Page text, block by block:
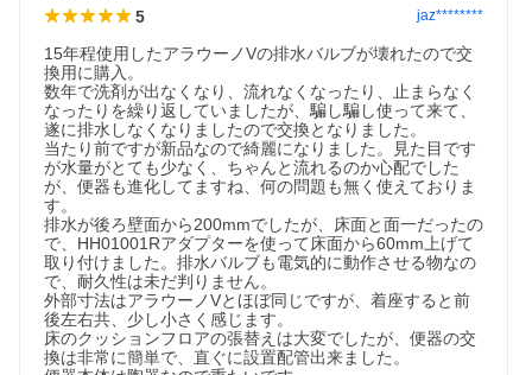
5 jaz********
15年程使用したアラウーノVの排水バルブが壊れたので交
換用に購入。
数年で洗剤が出なくなり、流れなくなったり、止まらなく
なったりを繰り返していましたが、騙し騙し使って来て、
遂に排水しなくなりましたので交換となりました。
当たり前ですが新品なので綺麗になりました。見た目です
が水量がとても少なく、ちゃんと流れるのか心配でした
が、便器も進化してますね、何の問題も無く使えておりま
す。
排水が後ろ壁面から200mmでしたが、床面と面一だったの
で、HH01001Rアダプターを使って床面から60mm上げて
取り付けました。排水バルブも電気的に動作させる物なの
で、耐久性は未だ判りません。
外部寸法はアラウーノVとほぼ同じですが、着座すると前
後左右共、少し小さく感じます。
床のクッションフロアの張替えは大変でしたが、便器の交
換は非常に簡単で、直ぐに設置配管出来ました。